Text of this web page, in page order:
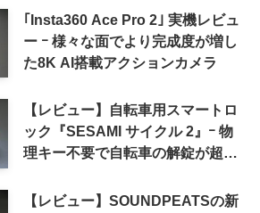
｢Insta360 Ace Pro 2｣ 実機レビュ
ー ｰ 様々な面でより完成度が増し
た8K AI搭載アクションカメラ
【レビュー】自転車用スマートロ
ック『SESAMI サイクル 2』ｰ 物
理キー不要で自転車の解錠が超簡
【レビュー】SOUNDPEATSの新